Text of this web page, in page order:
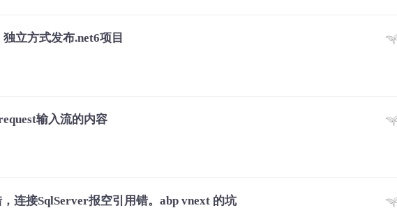
立方式发布.net6项目
输入流的内容
连接SqlServer报空引用错。abp vnext 的坑